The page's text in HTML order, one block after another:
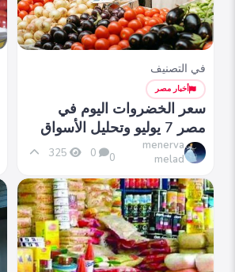
في التصنيف
أخبار مصر
سعر الخضروات اليوم في
مصر 7 يوليو وتحليل الأسواق
المحليةmenerva
melad
0